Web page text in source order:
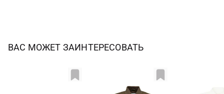
ВАС МОЖЕТ ЗАИНТЕРЕСОВАТЬ